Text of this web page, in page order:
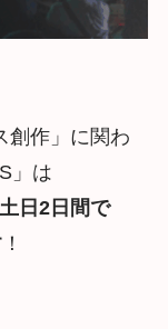
創作」に関わ
」は
日2日間で
！